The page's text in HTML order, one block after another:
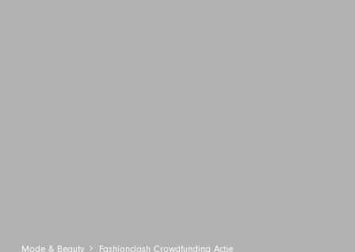
Mode & Beauty Fashionclash Crowdfunding Actie